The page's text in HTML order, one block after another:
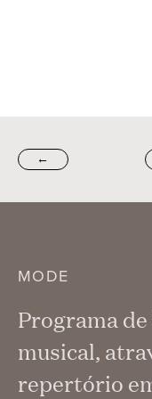
←
MODE
Programa
musical,
repertório